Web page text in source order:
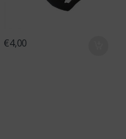
€4,00